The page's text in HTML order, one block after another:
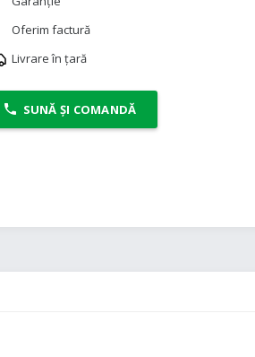
Oferim factură
Livrare în țară
SUNĂ ȘI COMANDĂ